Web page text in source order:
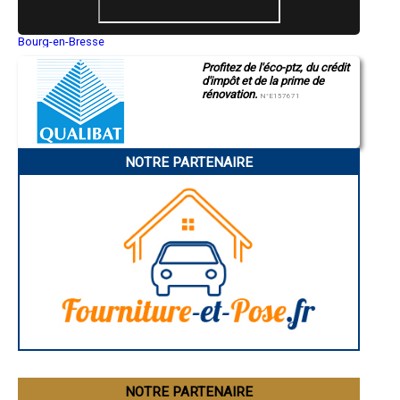
- Entreprise de rénovation immobilière à Encausse
- Entreprise de rénovation immobilière à Monguilhem
- Entreprise de rénovation immobilière à Dému
- Entreprise de rénovation immobilière à Le Brouilh-Monbert
- Entreprise de rénovation immobilière à Haget
- Entreprise de rénovation immobilière à Labéjan
- Entreprise de rénovation immobilière à Sarrant
- Entreprise de rénovation immobilière à Brugnens
- Entreprise de rénovation immobilière à Panassac
- Entreprise de rénovation immobilière à Maurens
- Entreprise de rénovation immobilière à Saint-Mont
- Entreprise de rénovation immobilière à Lahitte
- Entreprise de rénovation immobilière à Saint-Sauvy
- Entreprise de rénovation immobilière à Gimbrède
- Entreprise de rénovation immobilière à Ladevèze-Ville
- Entreprise de rénovation immobilière à Tillac
- Entreprise de rénovation immobilière à Monbrun
- Entreprise de rénovation immobilière à Orbessan
- Entreprise de rénovation immobilière à Esclassan-Labastide
- Entreprise de rénovation immobilière à Saint-Blancard
- Entreprise de rénovation immobilière à Castillon-Savès
Bourg-en-Bresse
Montluçon
Manosque
Gap
Charleville-Mézières
Pamiers
Narbonne
Saint-Brieuc
Besançon
Évreux
Profitez de l'éco-ptz, du crédit
d'impôt et de la prime de
rénovation. N°E157671
NOTRE PARTENAIRE
NOTRE PARTENAIRE